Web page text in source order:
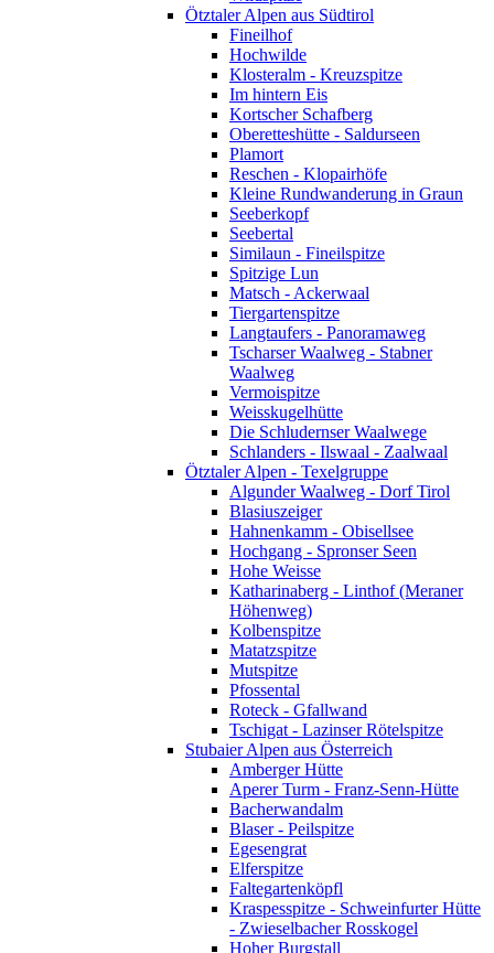
Ötztaler Alpen aus Südtirol
Fineilhof
Hochwilde
Klosteralm - Kreuzspitze
Im hintern Eis
Kortscher Schafberg
Oberetteshütte - Saldurseen
Plamort
Reschen - Klopairhöfe
Kleine Rundwanderung in Graun
Seeberkopf
Seebertal
Similaun - Fineilspitze
Spitzige Lun
Matsch - Ackerwaal
Tiergartenspitze
Langtaufers - Panoramaweg
Tscharser Waalweg - Stabner
Waalweg
Vermoispitze
Weisskugelhütte
Die Schludernser Waalwege
Schlanders - Ilswaal - Zaalwaal
Ötztaler Alpen - Texelgruppe
Algunder Waalweg - Dorf Tirol
Blasiuszeiger
Hahnenkamm - Obisellsee
Hochgang - Spronser Seen
Hohe Weisse
Katharinaberg - Linthof (Meraner
Höhenweg)
Kolbenspitze
Matatzspitze
Mutspitze
Pfossental
Roteck - Gfallwand
Tschigat - Lazinser Rötelspitze
Stubaier Alpen aus Österreich
Amberger Hütte
Aperer Turm - Franz-Senn-Hütte
Bacherwandalm
Blaser - Peilspitze
Egesengrat
Elferspitze
Faltegartenköpfl
Kraspesspitze - Schweinfurter Hütte
- Zwieselbacher Rosskogel
Hoher Burgstall